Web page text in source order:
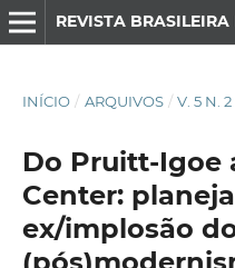
INÍCIO / ARQUIVOS / V. 5 N.
Do Pruitt-Igoe
Center:
ex/implosão